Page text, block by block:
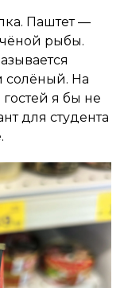
Паштет —
рыбы.
солёный. На
я бы не
для студента